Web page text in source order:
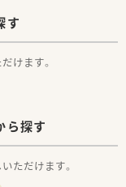
す
けます。
ら探す
ただけます。